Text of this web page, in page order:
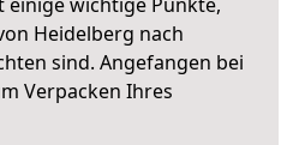
Heidelberg nach
sind. Angefangen bei
Verpacken Ihres